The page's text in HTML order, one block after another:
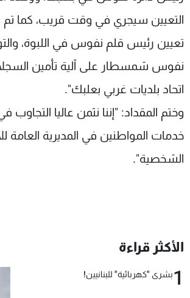
التعيين سيجري في وقت قريب، كما تم
تعيين رئيس قلم نفوس في اللبوة،
نفوس شمسطار على آلية تأمين
اتحاد بلديات غربي بعلبك".
وختم المقداد: "إننا نثمن عاليا
خدمات المواطنين في المديرية العامة
الشخصية".
الأكثر قراءة
1بشرى "كهربائية" للبنانيين!